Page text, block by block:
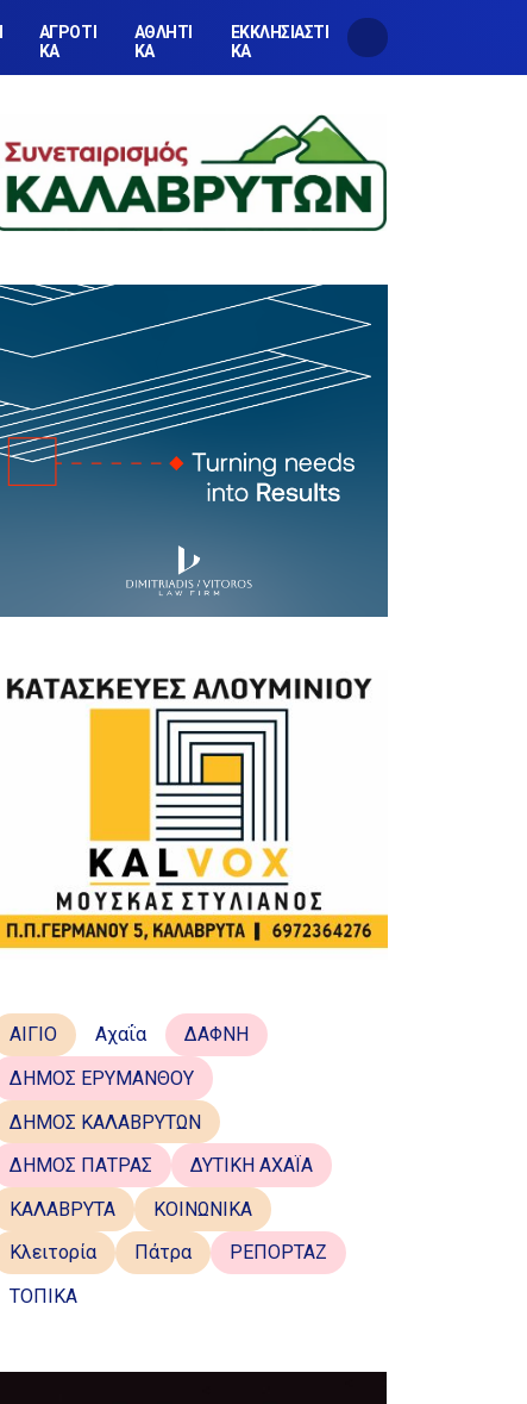
ΑΓΡΟΤΙ
ΚΑ
ΑΘΛΗΤΙ
ΚΑ
ΕΚΚΛΗΣΙΑΣΤΙ
ΚΑ
ΑΙΓΙΟ Αχαΐα
ΔΑΦΝΗ
ΔΗΜΟΣ ΕΡΥΜΑΝΘΟΥ
ΔΗΜΟΣ ΚΑΛΑΒΡΥΤΩΝ
ΔΗΜΟΣ ΠΑΤΡΑΣ
ΔΥΤΙΚΗ ΑΧΑΪΑ
ΚΑΛΑΒΡΥΤΑ
ΚΟΙΝΩΝΙΚΑ
Κλειτορία
Πάτρα
ΡΕΠΟΡΤΑΖ
ΤΟΠΙΚΑ